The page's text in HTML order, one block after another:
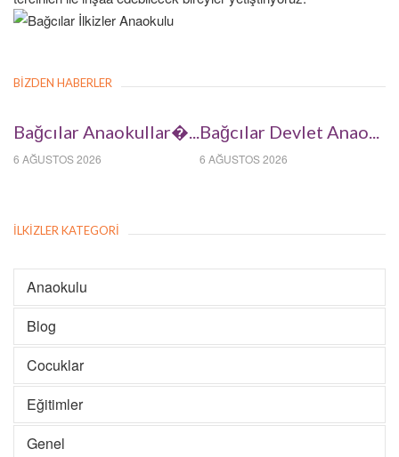
BIZDEN HABERLER
Bağcılar Anaokullar�...
6 AĞUSTOS 2026
Bağcılar Devlet Anao...
6 AĞUSTOS 2026
İLKIZLER KATEGORI
Anaokulu
Blog
Cocuklar
Eğitimler
Genel